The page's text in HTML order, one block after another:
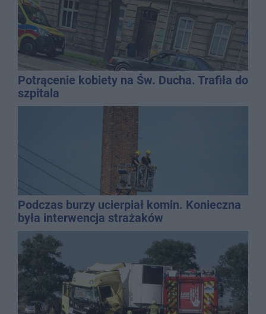
Potrącenie kobiety na Św. Ducha. Trafiła do
szpitala
Podczas burzy ucierpiał komin. Konieczna
była interwencja strażaków